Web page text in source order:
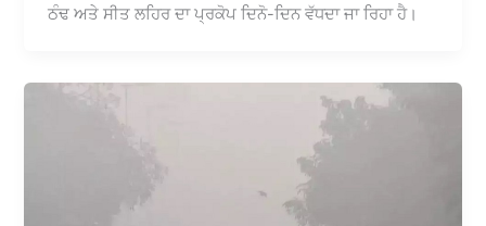
ਠੰਢ ਅਤੇ ਸੀਤ ਲਹਿਰ ਦਾ ਪ੍ਰਕੋਪ ਦਿਨੋ-ਦਿਨ ਵੱਧਦਾ ਜਾ ਰਿਹਾ ਹੈ।